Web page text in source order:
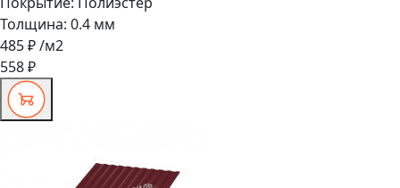
Толщина: 0.4 мм
485 ₽/м2
558 ₽